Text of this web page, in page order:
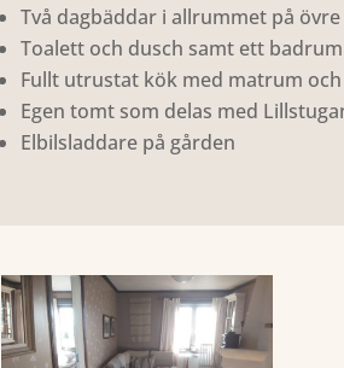
Två dagbäddar i allrummet på
Toalett och dusch samt ett
Fullt utrustat kök med matrum och
Egen tomt som delas med
Elbilsladdare på gården